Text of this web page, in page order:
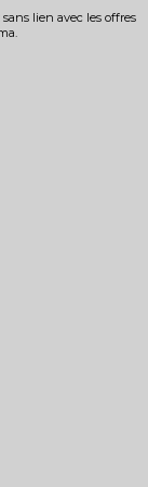
lien avec les offres